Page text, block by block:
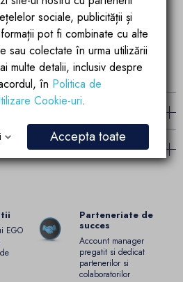
24 cm
EGO
Parteneriate de
succes
Account manager
pregatit si dedicat
partenerilor si
colaboratorilor
sociale, publicității și
pot fi combinate cu alte
sau colectate în urma utilizării
multe detalii, inclusiv despre
în Politica de
Cookie-uri.
Accepta toate